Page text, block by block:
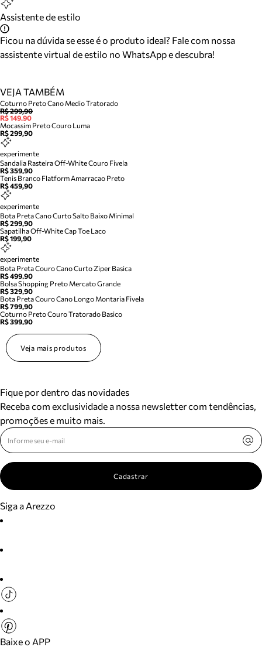
Assistente de estilo
Ficou na dúvida se esse é o produto ideal? Fale com nossa
assistente virtual de estilo no WhatsApp e descubra!
VEJA TAMBÉM
Coturno Preto Cano Medio Tratorado
R$ 299,90
R$ 149,90
Mocassim Preto Couro Luma
R$ 299,90
experimente
Sandalia Rasteira Off-White Couro Fivela
R$ 359,90
Tenis Branco Flatform Amarracao Preto
R$ 459,90
experimente
Bota Preta Cano Curto Salto Baixo Minimal
R$ 299,90
Sapatilha Off-White Cap Toe Laco
R$ 199,90
experimente
Bota Preta Couro Cano Curto Ziper Basica
R$ 499,90
Bolsa Shopping Preto Mercato Grande
R$ 329,90
Bota Preta Couro Cano Longo Montaria Fivela
R$ 799,90
Coturno Preto Couro Tratorado Basico
R$ 399,90
Veja mais produtos
Fique por dentro das novidades
Receba com exclusividade a nossa newsletter com tendências,
promoções e muito mais.
Cadastrar
Siga a Arezzo
Baixe o APP